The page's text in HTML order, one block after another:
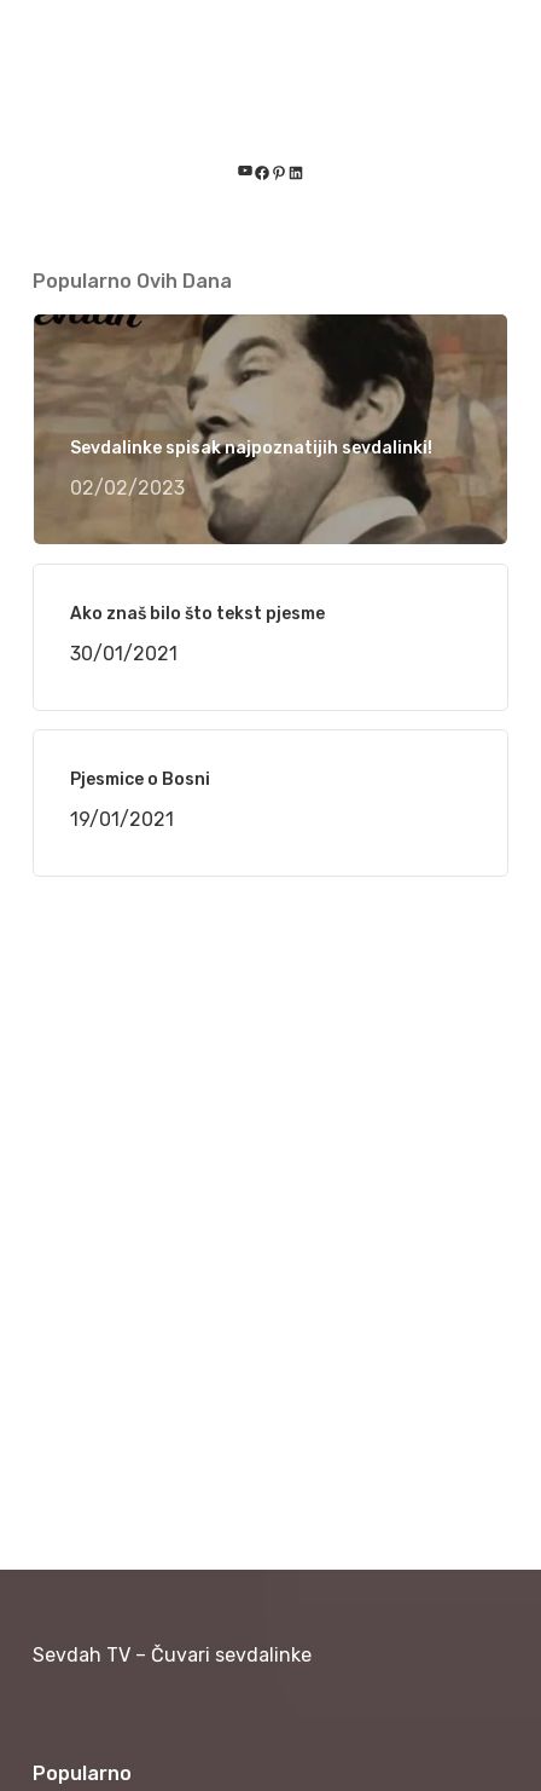
YouTube
Facebook
Pinterest
LinkedIn
Popularno Ovih Dana
Sevdalinke spisak najpoznatijih sevdalinki!
02/02/2023
Ako znaš bilo što tekst pjesme
30/01/2021
Pjesmice o Bosni
19/01/2021
Sevdah TV – Čuvari sevdalinke
Popularno